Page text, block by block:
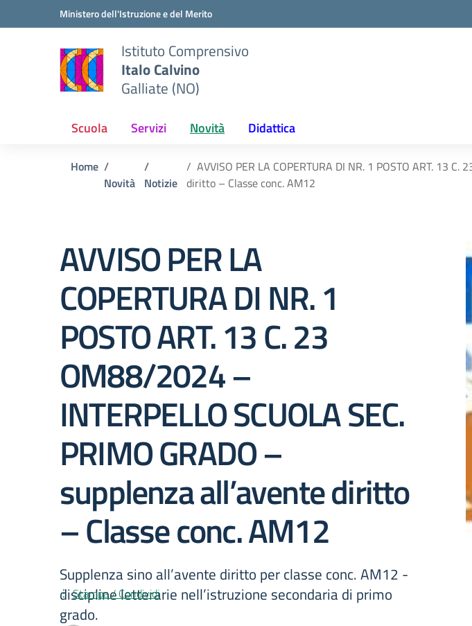
Vai ai contenuti
Vai al menu di navigazioneMinistero dell'Istruzione e del Merito
Istituto Comprensivo
Italo Calvino
Galliate (NO)
Scuola Servizi Novità Didattica
Home
Novità Notizie
AVVISO PER LA COPERTURA DI NR. 1 POSTO ART. 13
diritto – Classe conc. AM12
AVVISO PER LA
COPERTURA DI NR. 1
POSTO ART. 13 C. 23
OM88/2024 –
INTERPELLO SCUOLA SEC.
PRIMO GRADO –
supplenza all’avente diritto
– Classe conc. AM12
Supplenza sino all’avente diritto per classe conc. AM12 -
discipline letterarie nell’istruzione secondaria di primo
grado.
Stampa / Condividi